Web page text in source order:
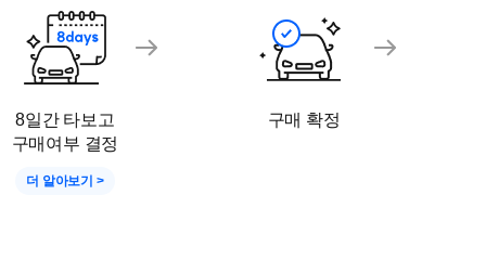
8일간 타보고
구매여부 결정
더 알아보기 >
구매 확정